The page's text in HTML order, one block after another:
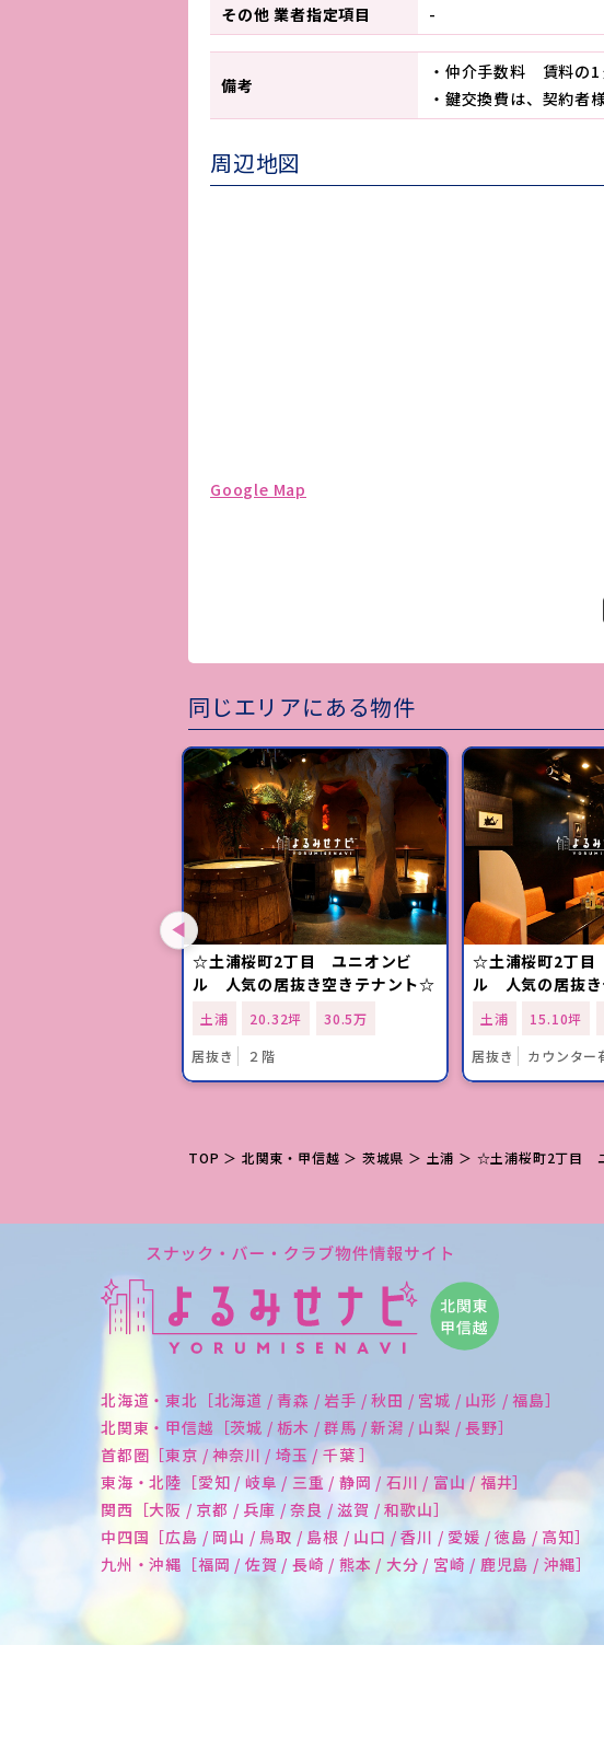
その他 業者指定項目
-
備考
・仲介手数料 賃料の1
・鍵交換費は、契約者
周辺地図
Google Map
同じエリアにある物件
☆土浦桜町2丁目 ユニオンビ
ル 人気の居抜き空きテナント☆
土浦 20.32坪
30.5万
居抜き
２階
☆土浦桜町2丁目
ル 人気の居抜
土浦 15.10坪
居抜き
カウンター
TOP ＞ 北関東・甲信越 ＞ 茨城県 ＞ 土浦 ＞ ☆土浦桜町2丁目
北海道・東北［北海道 / 青森 / 岩手 / 秋田 / 宮城 / 山形 / 福島］
北関東・甲信越［茨城 / 栃木 / 群馬 / 新潟 / 山梨 / 長野］
首都圏［東京 / 神奈川 / 埼玉 / 千葉 ］
東海・北陸［愛知 / 岐阜 / 三重 / 静岡 / 石川 / 富山 / 福井］
関西［大阪 / 京都 / 兵庫 / 奈良 / 滋賀 / 和歌山］
中四国［広島 / 岡山 / 鳥取 / 島根 / 山口 / 香川 / 愛媛 / 徳島 / 高知］
九州・沖縄［福岡 / 佐賀 / 長崎 / 熊本 / 大分 / 宮崎 / 鹿児島 / 沖縄］